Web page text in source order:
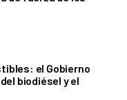
el Gobierno
biodiésel y el